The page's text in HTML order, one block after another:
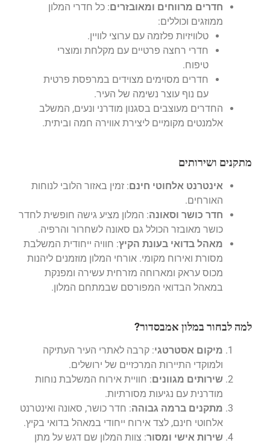
חדרים מרווחים ומאובזרים: כל חדרי המלון
ממוזגים וכוללים:
טלוויזיות פלזמה עם ערוצי לוויין.
חדרי רחצה פרטיים עם מקלחת ומוצרי
טיפוח.
חדרים מסוימים מצוידים במרפסת פרטית
עם נוף עוצר נשימה של העיר.
החדרים מעוצבים בסגנון מודרני ונעים, המשלב
אלמנטים מקומיים ליצירת אווירה חמה וביתית.
מתקנים ושירותים
אינטרנט אלחוטי חינם: זמין באזור הלובי לנוחות
האורחים.
חדר כושר וסאונה: המלון מציע גישה חופשית לחדר
כושר מאובזר הכולל גם סאונה לשחרור והרפיה.
מאהל בדואי בעונת הקיץ: חוויה ייחודית המשלבת
מסורת ואירוח מקומי. אורחי המלון מוזמנים ליהנות
מכוס עראק ומארוחה מזרחית עשירה ומפנקת
במאהל הבדואי המפורסם שבמתחם המלון.
למה לבחור במלון אמבסדור?
מיקום אסטרטגי: קרבה לאתרי העיר העתיקה
ולמוקדי התיירות המרכזיים של ירושלים.
שירותים מגוונים: חוויית אירוח המשלבת נוחות
מודרנית עם נגיעות מסורתיות.
מתקנים ברמה גבוהה: חדר כושר, סאונה ואינטרנט
אלחוטי חינם, לצד אירוח ייחודי במאהל בדואי בקיץ.
שירות אישי ומסור: צוות המלון שם דגש על מתן